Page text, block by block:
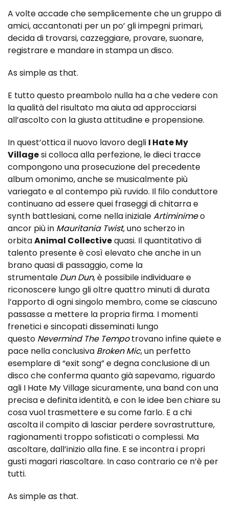
A volte accade che semplicemente che un gruppo di
amici, accantonati per un po’ gli impegni primari,
decida di trovarsi, cazzeggiare, provare, suonare,
registrare e mandare in stampa un disco.
As simple as that.
E tutto questo preambolo nulla ha a che vedere con
la qualità del risultato ma aiuta ad approcciarsi
all’ascolto con la giusta attitudine e propensione.
In quest’ottica il nuovo lavoro degli I Hate My
Villagesi colloca alla perfezione, le dieci tracce
compongono una prosecuzione del precedente
album omonimo, anche se musicalmente più
variegato e al contempo più ruvido. Il filo conduttore
continuano ad essere quei fraseggi di chitarra e
synth battlesiani, come nella inizialeArtiminimeo
ancor più in Mauritania Twist, uno scherzo in
orbitaAnimal Collectivequasi. Il quantitativo di
talento presente è così elevato che anche in un
brano quasi di passaggio, come la
strumentale Dun Dun, è possibile individuare e
riconoscere lungo gli oltre quattro minuti di durata
l’apporto di ogni singolo membro, come se ciascuno
passasse a mettere la propria firma. I momenti
frenetici e sincopati disseminati lungo
questo Nevermind The Tempotrovano infine quiete e
pace nella conclusiva Broken Mic, un perfetto
esemplare di “exit song” e degna conclusione di un
disco che conferma quanto già sapevamo, riguardo
agli I Hate My Village sicuramente, una band con una
precisa e definita identità, e con le idee ben chiare su
cosa vuol trasmettere e su come farlo. E a chi
ascolta il compito di lasciar perdere sovrastrutture,
ragionamenti troppo sofisticati o complessi. Ma
ascoltare, dall’inizio alla fine. E se incontra i propri
gusti magari riascoltare. In caso contrario ce n’è per
tutti.
As simple as that.